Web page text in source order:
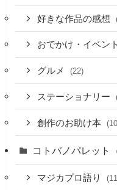
好きな作品の感想
おでかけ・イベン
グルメ (22)
ステーショナリー
創作のお助け本
コトバノパレット
マジカプロ語り